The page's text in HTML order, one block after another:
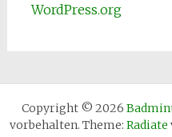
WordPress.org
Copyright © 2026
vorbehalten. Theme: Radiate